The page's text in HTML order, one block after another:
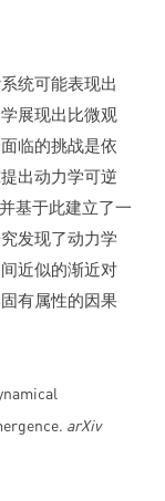
统可能表现出
展现出比微观
临的挑战是依
出动力学可逆
基于此建立了一
发现了动力学
近似的渐近对
有属性的因果
arXiv